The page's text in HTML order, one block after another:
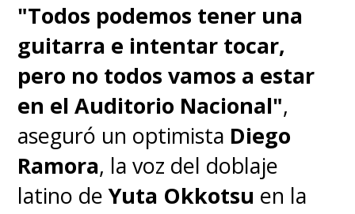
"Todos podemos tener una
guitarra e intentar tocar,
pero no todos vamos a estar
en el Auditorio Nacional",
aseguró un optimista Diego
Ramora, la voz del doblaje
latino deYuta Okkotsu en la